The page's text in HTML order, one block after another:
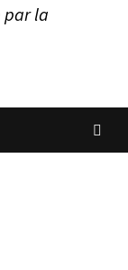
par la